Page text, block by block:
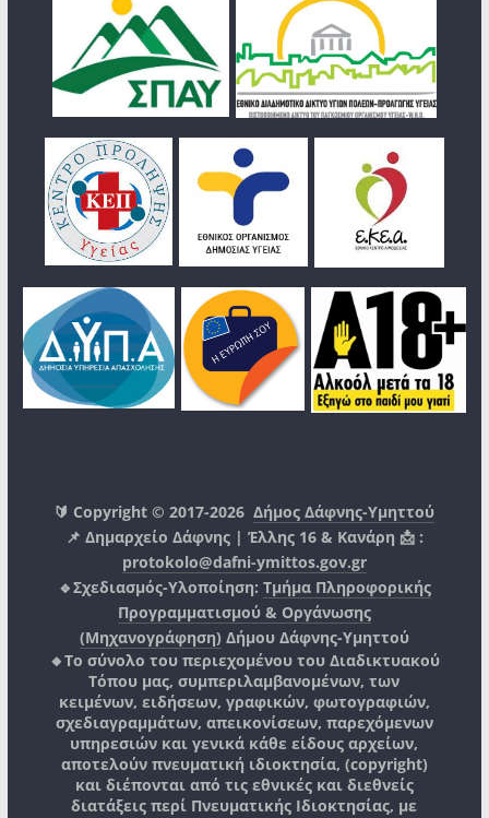
🔰 Copyright © 2017-2026Δήμος Δάφνης-Υμηττού
📌 Δημαρχείο Δάφνης | Έλλης 16 & Κανάρη 📩 :
protokolo@dafni-ymittos.gov.gr
🔹Σχεδιασμός-Υλοποίηση: Τμήμα Πληροφορικής
Προγραμματισμού & Οργάνωσης
(Μηχανογράφηση) Δήμου Δάφνης-Υμηττού
🔸Το σύνολο του περιεχομένου του Διαδικτυακού
Τόπου μας, συμπεριλαμβανομένων, των
κειμένων, ειδήσεων, γραφικών, φωτογραφιών,
σχεδιαγραμμάτων, απεικονίσεων, παρεχόμενων
υπηρεσιών και γενικά κάθε είδους αρχείων,
αποτελούν πνευματική ιδιοκτησία, (copyright)
και διέπονται από τις εθνικές και διεθνείς
διατάξεις περί Πνευματικής Ιδιοκτησίας, με